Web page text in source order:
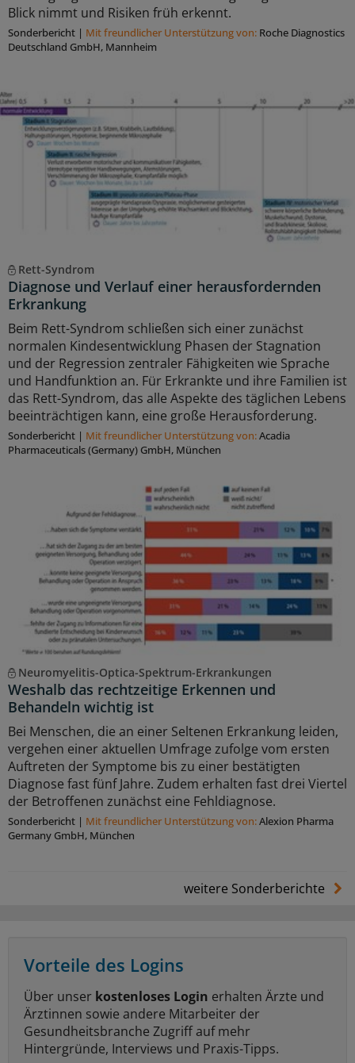
Blick nimmt und Risiken früh erkennt.
Sonderbericht | Mit freundlicher Unterstützung von: Roche Diagnostics
Deutschland GmbH, Mannheim
Rett-Syndrom
Diagnose und Verlauf einer herausfordernden
Erkrankung
Beim Rett-Syndrom schließen sich einer zunächst
normalen Kindesentwicklung Phasen der Stagnation
und der Regression zentraler Fähigkeiten wie Sprache
und Handfunktion an. Für Erkrankte und ihre Familien ist
das Rett-Syndrom, das alle Aspekte des täglichen Lebens
beeinträchtigen kann, eine große Herausforderung.
Sonderbericht | Mit freundlicher Unterstützung von:Acadia
Pharmaceuticals (Germany) GmbH, München
Neuromyelitis-Optica-Spektrum-Erkrankungen
Weshalb das rechtzeitige Erkennen und
Behandeln wichtig ist
Bei Menschen, die an einer Seltenen Erkrankung leiden,
vergehen einer aktuellen Umfrage zufolge vom ersten
Auftreten der Symptome bis zu einer bestätigten
Diagnose fast fünf Jahre. Zudem erhalten fast drei Viertel
der Betroffenen zunächst eine Fehldiagnose.
Sonderbericht | Mit freundlicher Unterstützung von:Alexion Pharma
Germany GmbH, München
weitere Sonderberichte
Vorteile des Logins
Über unser kostenloses Login erhalten Ärzte und
Ärztinnen sowie andere Mitarbeiter der
Gesundheitsbranche Zugriff auf mehr
Hintergründe, Interviews und Praxis-Tipps.